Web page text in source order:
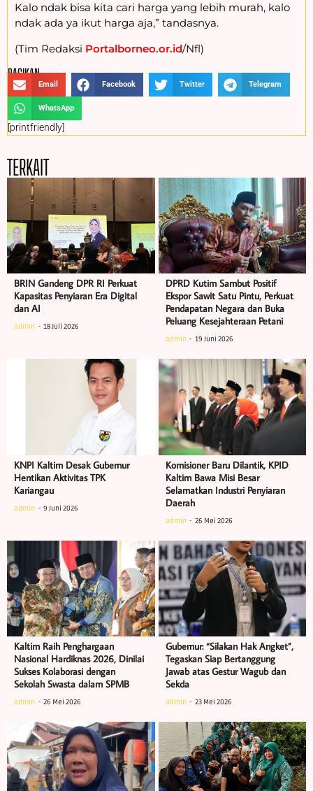
Kalo ndak bisa kita cari harga yang lebih murah, kalo
ndak ada ya ikut harga aja,” tandasnya.
(Tim Redaksi Portalborneo.or.id/Nfl)
BAGIKAN :
Email Facebook Twitter Telegram
WhatsApp
[printfriendly]
TERKAIT
BRIN Gandeng DPR RI Perkuat
Kapasitas Penyiaran Era Digital
dan AI
admin 18 Juli 2026
DPRD Kutim Sambut Positif
Ekspor Sawit Satu Pintu, Perkuat
Pendapatan Negara dan Buka
Peluang Kesejahteraan Petani
admin 19 Juni 2026
KNPI Kaltim Desak Gubernur
Hentikan Aktivitas TPK
Kariangau
admin 9 Juni 2026
Komisioner Baru Dilantik, KPID
Kaltim Bawa Misi Besar
Selamatkan Industri Penyiaran
Daerah
admin 26 Mei 2026
Kaltim Raih Penghargaan
Nasional Hardiknas 2026, Dinilai
Sukses Kolaborasi dengan
Sekolah Swasta dalam SPMB
admin 26 Mei 2026
Gubernur: “Silakan Hak Angket”,
Tegaskan Siap Bertanggung
Jawab atas Gestur Wagub dan
Sekda
admin 23 Mei 2026